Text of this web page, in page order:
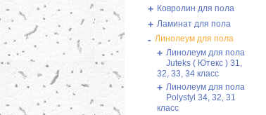
+ Ковролин для пола
+ Ламинат для пола
- Линолеум для пола
+ Линолеум для пола
Juteks ( Ютекс ) 31,
32, 33, 34 класс
+ Линолеум для пола
Polystyl 34, 32, 31
класс